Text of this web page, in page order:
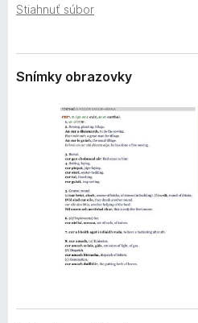
č
r
Stiahnuť súbor
e
a
Snímky obrazovky